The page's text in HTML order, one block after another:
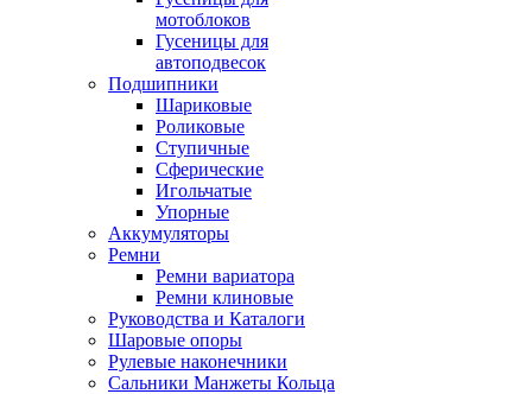
мотоблоков
Гусеницы для
автоподвесок
Подшипники
Шариковые
Роликовые
Ступичные
Сферические
Игольчатые
Упорные
Аккумуляторы
Ремни
Ремни вариатора
Ремни клиновые
Руководства и Каталоги
Шаровые опоры
Рулевые наконечники
Сальники Манжеты Кольца